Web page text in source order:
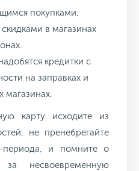
покупками,
в магазинах
кредитки с
на заправках и
магазинах.
карту исходите из
не пренебрегайте
периода, и помните о
несвоевременную